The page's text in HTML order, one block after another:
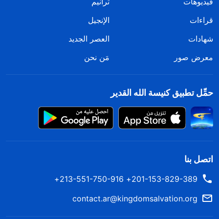
قراءات
الإنجيل
شهادات
العصر الجديد
معرض صور
مَن نحن
حمِّل تطبيق كنيسة الله القدير
اتصل بنا
201-153-829-389+ 213-551-750-916+
contact.ar@kingdomsalvation.org